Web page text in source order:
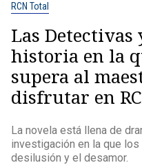
RCN Total
Las
historia en la
supera al
disfrutar en
La novela está llena de
investigación en la que
desilusión y el desamor.